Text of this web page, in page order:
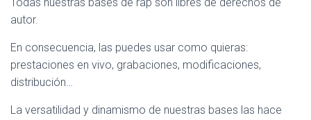
autor.
En consecuencia, las puedes usar como quieras:
prestaciones en vivo, grabaciones, modificaciones,
distribución…
La versatilidad y dinamismo de nuestras bases las hace